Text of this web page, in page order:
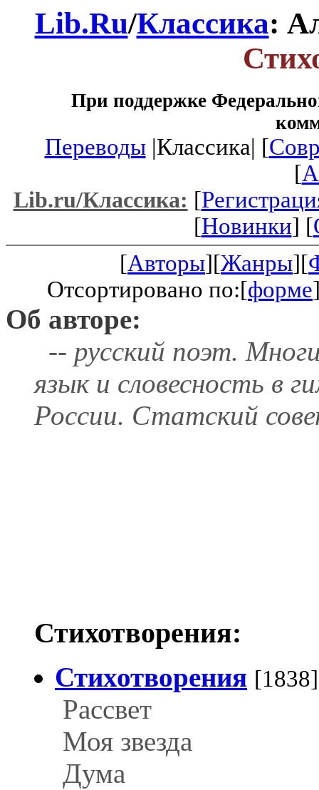
Lib.Ru/Классика:
При поддержке
Переводы|Классика| [
[
Lib.ru/Классика: [
[Новинки] [
[Авторы][Жанры][
Отсортировано по:[форме
Об авторе:
-- русский поэт.
язык и словесность в
России. Статский
Стихотворения:
Стихотворения [1838]
Рассвет
Моя звезда
Дума